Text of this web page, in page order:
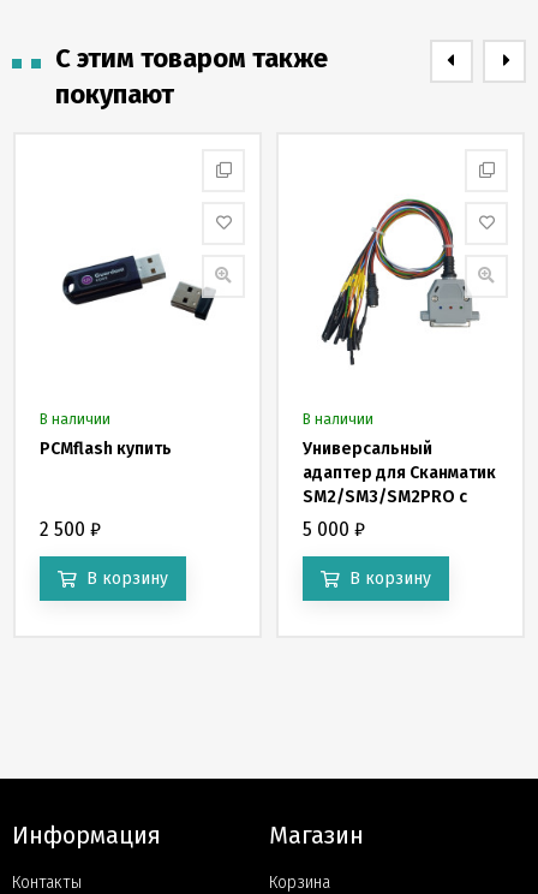
С этим товаром также
покупают
В наличии
PCMflash купить
2 500 ₽
В корзину
В наличии
Универсальный
адаптер для Сканматик
SM2/SM3/SM2PRO с
ручным и
управлением подачей
питания на блок и
5 000 ₽
В корзину
Информация
Контакты
Магазин
Корзина